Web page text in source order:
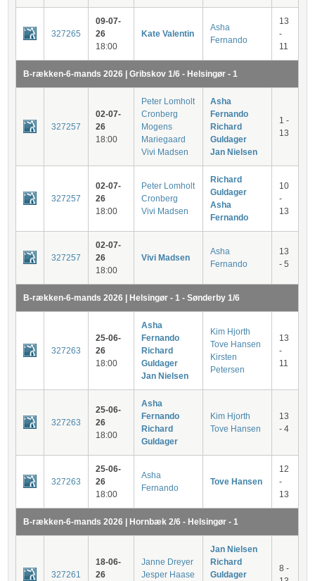
327265
09-07-
26
18:00
Kate Valentin
Asha
Fernando
13
-
11
B-rækken-6-mands 2026 | Gribskov 1/6 - Helsingør - 1
327257
02-07-
26
18:00
Peter Lomholt
Cronberg
Mogens
Mariegaard
Vivi Madsen
Asha
Fernando
Richard
Guldager
Jan Nielsen
1 -
13
327257
02-07-
26
18:00
Peter Lomholt
Cronberg
Vivi Madsen
Richard
Guldager
Asha
Fernando
10
-
13
327257
02-07-
26
18:00
Vivi Madsen
Asha
Fernando
13
- 5
B-rækken-6-mands 2026 | Helsingør - 1 - Sønderby 1/6
327263
25-06-
26
18:00
Asha
Fernando
Richard
Guldager
Jan Nielsen
Kim Hjorth
Tove Hansen
Kirsten
Petersen
13
-
11
327263
25-06-
26
18:00
Asha
Fernando
Richard
Guldager
Kim Hjorth
Tove Hansen
13
- 4
327263
25-06-
26
18:00
Asha
Fernando
Tove Hansen
12
-
13
B-rækken-6-mands 2026 | Hornbæk 2/6 - Helsingør - 1
327261
18-06-
26
Janne Dreyer
Jesper Haase
Jan Nielsen
Richard
Guldager
8 -